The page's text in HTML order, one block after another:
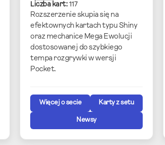
Liczba kart:117
Rozszerzenie skupia się na
efektownych kartach typu Shiny
oraz mechanice Mega Ewolucji
dostosowanej do szybkiego
tempa rozgrywki w wersji
Pocket.
Więcej o secie Karty z setu
Newsy